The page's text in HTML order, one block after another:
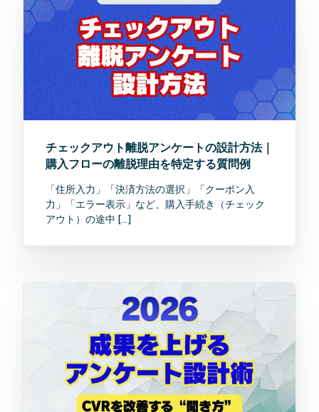
チェックアウト離脱アンケートの設計方法｜
購入フローの離脱理由を特定する質問例
「住所入力」「決済方法の選択」「クーポン入
力」「エラー表示」など、購入手続き（チェック
アウト）の途中 […]